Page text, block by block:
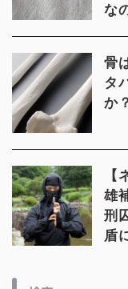
な
骨
タ
か
雄
刑
盾